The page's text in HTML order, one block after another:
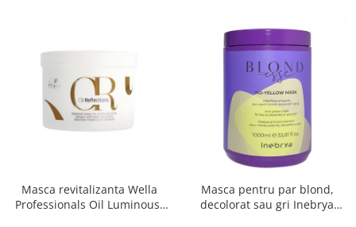
Masca revitalizanta Wella
Professionals Oil Luminous,
Masca pentru par blond,
decolorat sau gri Inebrya